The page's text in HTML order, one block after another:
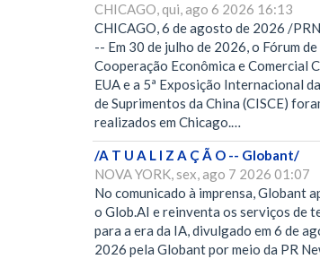
CHICAGO, qui, ago 6 2026 16:13
CHICAGO, 6 de agosto de 2026 /
-- Em 30 de julho de 2026, o Fórum de
Cooperação Econômica e Comercial
EUA e a 5ª Exposição Internacional
de Suprimentos da China (CISCE)
realizados em Chicago.…
/A T U A L I Z A Ç Ã O -- Globant/
NOVA YORK, sex, ago 7 2026 01:07
No comunicado à imprensa, Globant
o Glob.AI e reinventa os serviços de
para a era da IA, divulgado em 6 de
2026 pela Globant por meio da PR